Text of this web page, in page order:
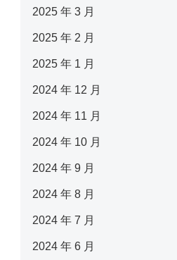
2025 年 3 月
2025 年 2 月
2025 年 1 月
2024 年 12 月
2024 年 11 月
2024 年 10 月
2024 年 9 月
2024 年 8 月
2024 年 7 月
2024 年 6 月